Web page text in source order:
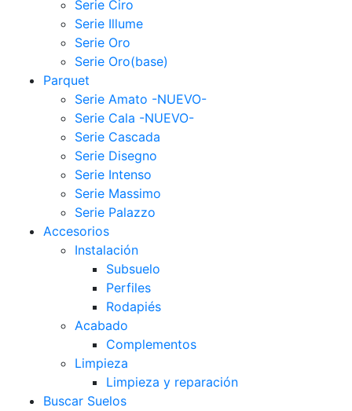
Serie Ciro
Serie Illume
Serie Oro
Serie Oro(base)
Parquet
Serie Amato -NUEVO-
Serie Cala -NUEVO-
Serie Cascada
Serie Disegno
Serie Intenso
Serie Massimo
Serie Palazzo
Accesorios
Instalación
Subsuelo
Perfiles
Rodapiés
Acabado
Complementos
Limpieza
Limpieza y reparación
Buscar Suelos